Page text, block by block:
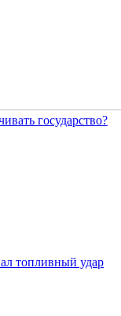
государство?
топливный удар